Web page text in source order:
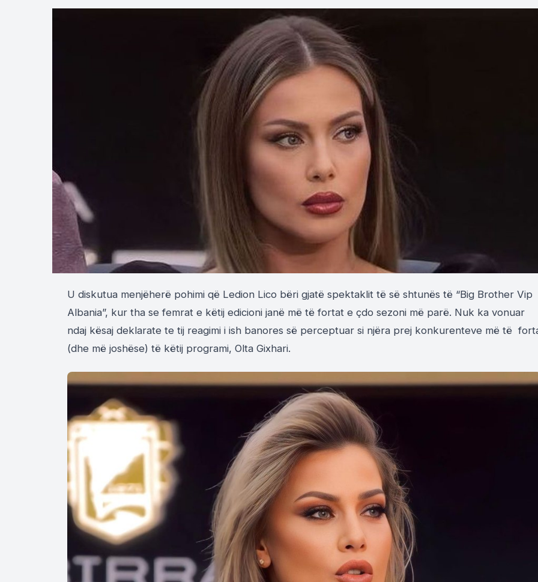
U diskutua menjëherë pohimi që Ledion Lico bëri gjatë spektaklit të së shtunës të “Big Brother Vip
Albania”, kur tha se femrat e këtij edicioni janë më të fortat e çdo sezoni më parë. Nuk ka vonuar
ndaj kësaj deklarate te tij reagimi i ish banores së perceptuar si njëra prej konkurenteve më të
(dhe më joshëse) të këtij programi, Olta Gixhari.